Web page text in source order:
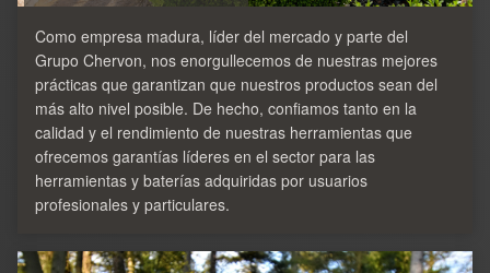
Como empresa madura, líder del mercado y parte del
Grupo Chervon, nos enorgullecemos de nuestras mejores
prácticas que garantizan que nuestros productos sean del
más alto nivel posible. De hecho, confiamos tanto en la
calidad y el rendimiento de nuestras herramientas que
ofrecemos garantías líderes en el sector para las
herramientas y baterías adquiridas por usuarios
profesionales y particulares.